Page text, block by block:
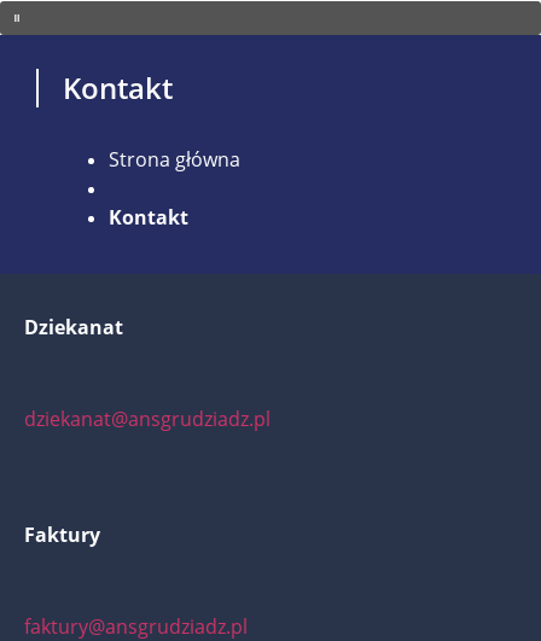
Kontakt
Strona główna
Kontakt
Dziekanat
dziekanat@ansgrudziadz.pl
Faktury
faktury@ansgrudziadz.pl